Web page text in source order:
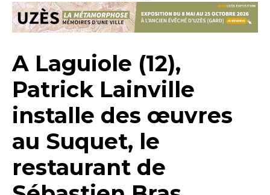
A Laguiole (12),
Patrick Lainville
installe des œuvres
au Suquet, le
restaurant de